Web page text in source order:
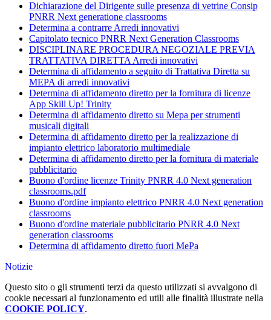
Dichiarazione del Dirigente sulle presenza di vetrine Consip
PNRR Next generatione classrooms
Determina a contrarre Arredi innovativi
Capitolato tecnico PNRR Next Generation Classrooms
DISCIPLINARE PROCEDURA NEGOZIALE PREVIA
TRATTATIVA DIRETTA Arredi innovativi
Determina di affidamento a seguito di Trattativa Diretta su
MEPA di arredi innovativi
Determina di affidamento diretto per la fornitura di licenze
App Skill Up! Trinity
Determina di affidamento diretto su Mepa per strumenti
musicali digitali
Determina di affidamento diretto per la realizzazione di
impianto elettrico laboratorio multimediale
Determina di affidamento diretto per la fornitura di materiale
pubblicitario
Buono d'ordine licenze Trinity PNRR 4.0 Next generation
classrooms.pdf
Buono d'ordine impianto elettrico PNRR 4.0 Next generation
classrooms
Buono d'ordine materiale pubblicitario PNRR 4.0 Next
generation classrooms
Determina di affidamento diretto fuori MePa
Notizie
Questo sito o gli strumenti terzi da questo utilizzati si avvalgono di
cookie necessari al funzionamento ed utili alle finalità illustrate nella
COOKIE POLICY.